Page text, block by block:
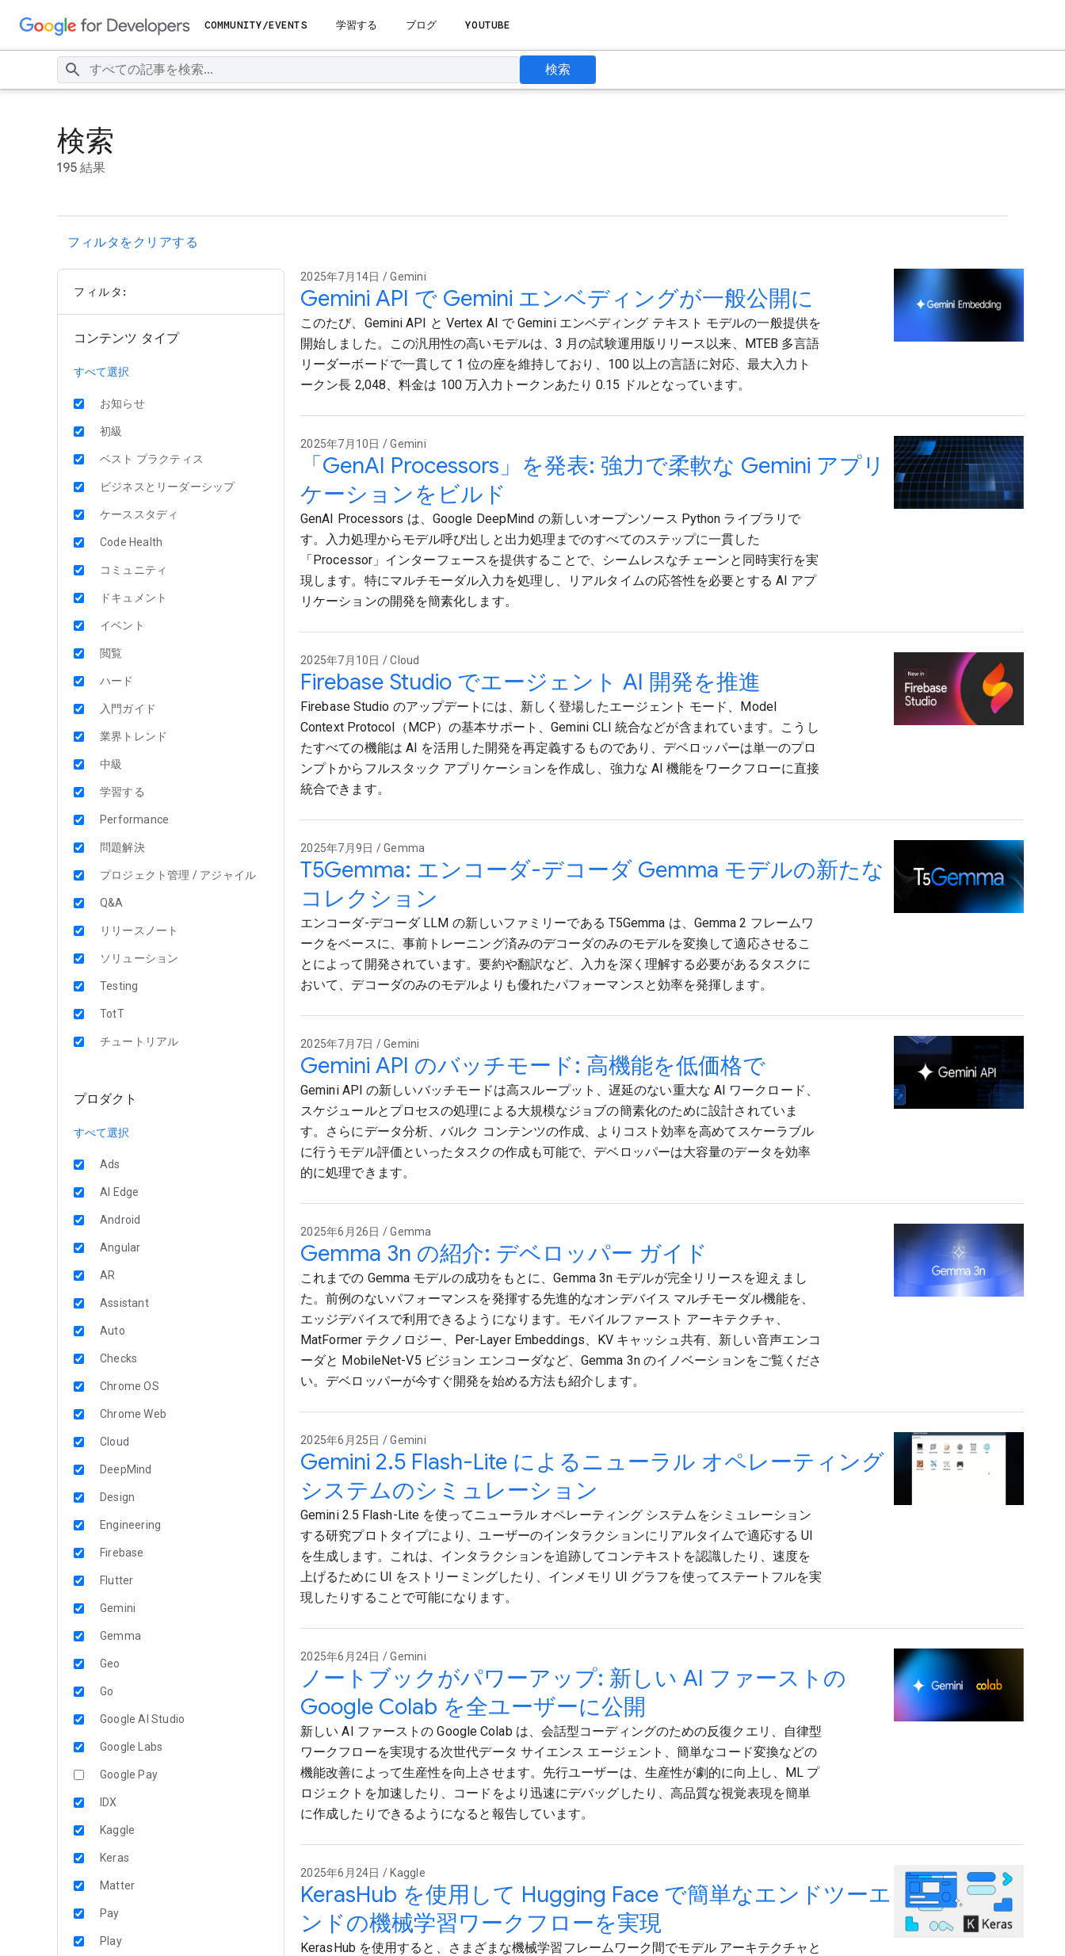
COMMUNITY/EVENTS 学習する ブログ YOUTUBE
検索
検索
195 結果
フィルタをクリアする
フィルタ:
コンテンツ タイプ
すべて選択
お知らせ
初級
ベスト プラクティス
ビジネスとリーダーシップ
ケーススタディ
Code Health
コミュニティ
ドキュメント
イベント
閲覧
ハード
入門ガイド
業界トレンド
中級
学習する
Performance
問題解決
プロジェクト管理 / アジャイル
Q&A
リリースノート
ソリューション
Testing
TotT
チュートリアル
プロダクト
すべて選択
Ads
AI Edge
Android
Angular
AR
Assistant
Auto
Checks
Chrome OS
Chrome Web
Cloud
DeepMind
Design
Engineering
Firebase
Flutter
Gemini
Gemma
Geo
Go
Google AI Studio
Google Labs
Google Pay
IDX
Kaggle
Keras
Matter
Pay
Play
2025年7月14日 / Gemini
Gemini API で Gemini エンベディングが一般公開に
このたび、Gemini API と Vertex AI で Gemini エンベディング テキスト モデルの一般提供を
開始しました。この汎用性の高いモデルは、3 月の試験運用版リリース以来、MTEB 多言語
リーダーボードで一貫して 1 位の座を維持しており、100 以上の言語に対応、最大入力ト
ークン長 2,048、料金は 100 万入力トークンあたり 0.15 ドルとなっています。
2025年7月10日 / Gemini
「GenAI Processors」を発表: 強力で柔軟な Gemini アプリ
ケーションをビルド
GenAI Processors は、Google DeepMind の新しいオープンソース Python ライブラリで
す。入力処理からモデル呼び出しと出力処理までのすべてのステップに一貫した
「Processor」インターフェースを提供することで、シームレスなチェーンと同時実行を実
現します。特にマルチモーダル入力を処理し、リアルタイムの応答性を必要とする AI アプ
リケーションの開発を簡素化します。
2025年7月10日 / Cloud
Firebase Studio でエージェント AI 開発を推進
Firebase Studio のアップデートには、新しく登場したエージェント モード、Model
Context Protocol（MCP）の基本サポート、Gemini CLI 統合などが含まれています。こうし
たすべての機能は AI を活用した開発を再定義するものであり、デベロッパーは単一のプロ
ンプトからフルスタック アプリケーションを作成し、強力な AI 機能をワークフローに直接
統合できます。
2025年7月9日 / Gemma
T5Gemma: エンコーダ-デコーダ Gemma モデルの新たな
コレクション
エンコーダ-デコーダ LLM の新しいファミリーである T5Gemma は、Gemma 2 フレームワ
ークをベースに、事前トレーニング済みのデコーダのみのモデルを変換して適応させるこ
とによって開発されています。要約や翻訳など、入力を深く理解する必要があるタスクに
おいて、デコーダのみのモデルよりも優れたパフォーマンスと効率を発揮します。
2025年7月7日 / Gemini
Gemini API のバッチモード: 高機能を低価格で
Gemini API の新しいバッチモードは高スループット、遅延のない重大な AI ワークロード、
スケジュールとプロセスの処理による大規模なジョブの簡素化のために設計されていま
す。さらにデータ分析、バルク コンテンツの作成、よりコスト効率を高めてスケーラブル
に行うモデル評価といったタスクの作成も可能で、デベロッパーは大容量のデータを効率
的に処理できます。
2025年6月26日 / Gemma
Gemma 3n の紹介: デベロッパー ガイド
これまでの Gemma モデルの成功をもとに、Gemma 3n モデルが完全リリースを迎えまし
た。前例のないパフォーマンスを発揮する先進的なオンデバイス マルチモーダル機能を、
エッジデバイスで利用できるようになります。モバイルファースト アーキテクチャ、
MatFormer テクノロジー、Per-Layer Embeddings、KV キャッシュ共有、新しい音声エンコ
ーダと MobileNet-V5 ビジョン エンコーダなど、Gemma 3n のイノベーションをご覧くださ
い。デベロッパーが今すぐ開発を始める方法も紹介します。
2025年6月25日 / Gemini
Gemini 2.5 Flash-Lite によるニューラル オペレーティング
システムのシミュレーション
Gemini 2.5 Flash-Lite を使ってニューラル オペレーティング システムをシミュレーション
する研究プロトタイプにより、ユーザーのインタラクションにリアルタイムで適応する UI
を生成します。これは、インタラクションを追跡してコンテキストを認識したり、速度を
上げるために UI をストリーミングしたり、インメモリ UI グラフを使ってステートフルを実
現したりすることで可能になります。
2025年6月24日 / Gemini
ノートブックがパワーアップ: 新しい AI ファーストの
Google Colab を全ユーザーに公開
新しい AI ファーストの Google Colab は、会話型コーディングのための反復クエリ、自律型
ワークフローを実現する次世代データ サイエンス エージェント、簡単なコード変換などの
機能改善によって生産性を向上させます。先行ユーザーは、生産性が劇的に向上し、ML プ
ロジェクトを加速したり、コードをより迅速にデバッグしたり、高品質な視覚表現を簡単
に作成したりできるようになると報告しています。
2025年6月24日 / Kaggle
KerasHub を使用して Hugging Face で簡単なエンドツーエ
ンドの機械学習ワークフローを実現
KerasHub を使用すると、さまざまな機械学習フレームワーク間でモデル アーキテクチャと